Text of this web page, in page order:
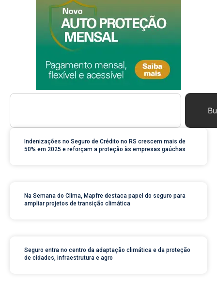
Indenizações no Seguro de Crédito no RS crescem mais de
50% em 2025 e reforçam a proteção às empresas gaúchas
Na Semana do Clima, Mapfre destaca papel do seguro para
ampliar projetos de transição climática
Seguro entra no centro da adaptação climática e da proteção
de cidades, infraestrutura e agro